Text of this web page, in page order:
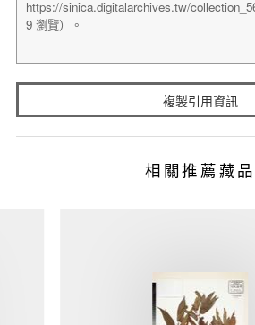
複製引用資訊
相關推薦藏品